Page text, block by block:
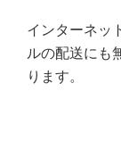
インターネッ
ルの配送にも
ります。